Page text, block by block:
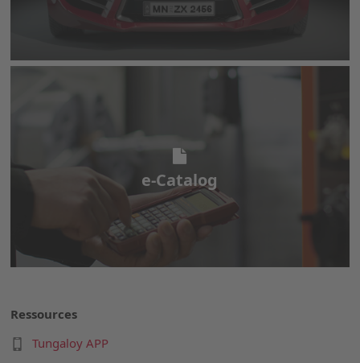
e-Catalog
e-Catalog
Ressources
Tungaloy APP